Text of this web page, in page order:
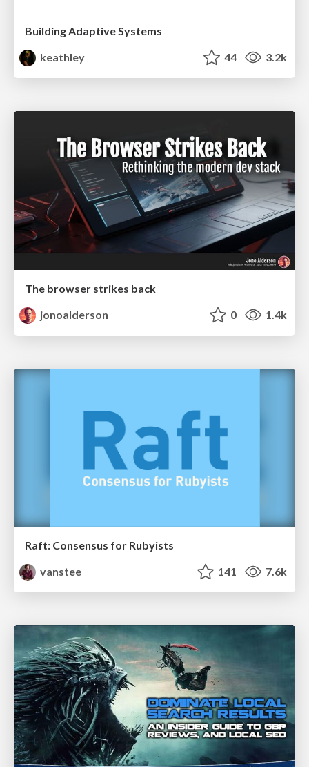
Building Adaptive Systems
keathley
44 3.2k
The browser strikes back
jonoalderson
0 1.4k
Raft: Consensus for Rubyists
vanstee
141 7.6k